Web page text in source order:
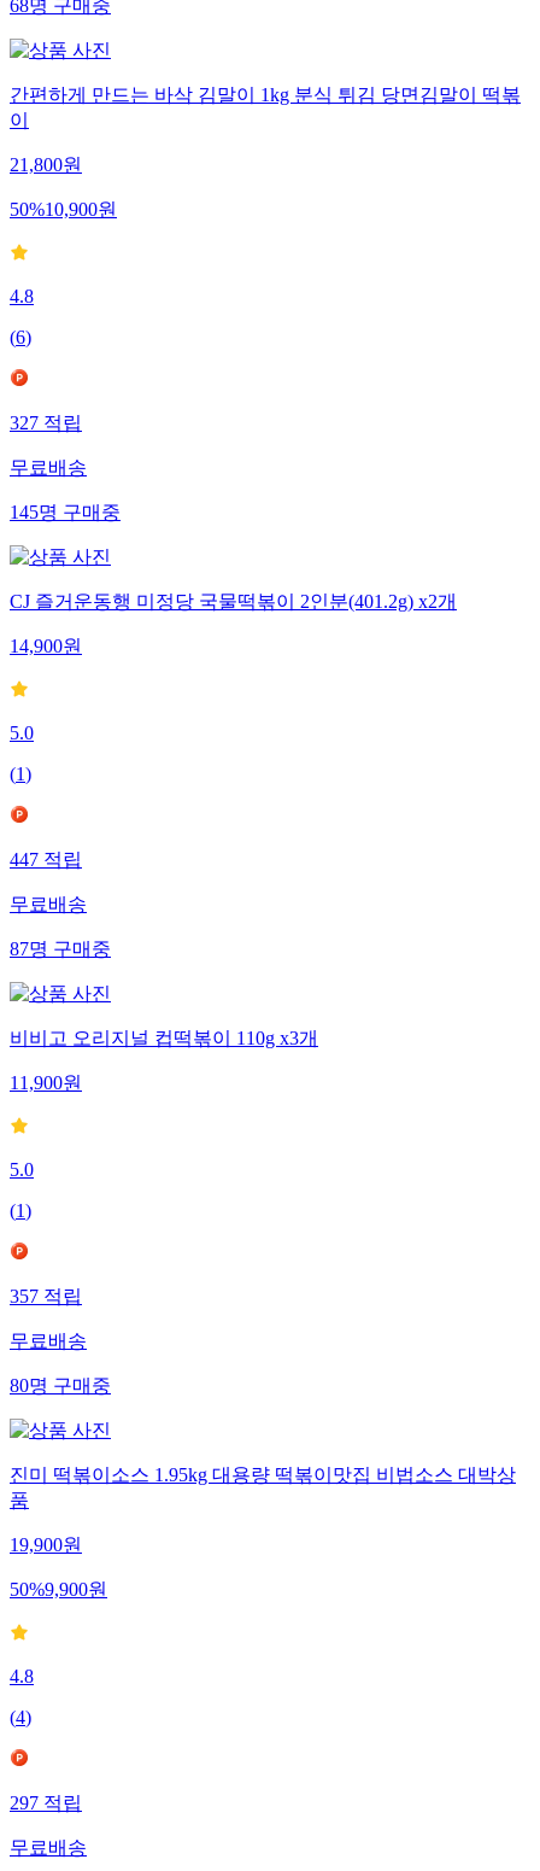
68명구매중
간편하게 만드는 바삭 김말이 1kg 분식 튀김 당면김말이 떡볶
이
21,800원
50%10,900원
4.8
(6)
327적립
무료배송
145명구매중
CJ 즐거운동행 미정당 국물떡볶이 2인분(401.2g) x2개
14,900원
5.0
(1)
447적립
무료배송
87명구매중
비비고 오리지널 컵떡볶이 110g x3개
11,900원
5.0
(1)
357적립
무료배송
80명구매중
진미 떡볶이소스 1.95kg 대용량 떡볶이맛집 비법소스 대박상
품
19,900원
50%9,900원
4.8
(4)
297적립
무료배송